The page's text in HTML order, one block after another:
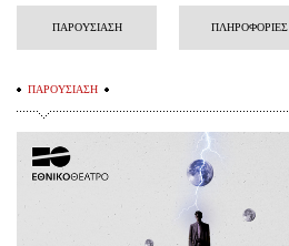
Σύνδεση/Εγγραφή
Προσωπικά Δεδομένα
Πληροφορίες
ΠΑΡΟΥΣΙΑΣΗ ΠΛΗΡΟΦΟΡΙΕΣ
ΠΑΡΟΥΣΙΑΣΗ